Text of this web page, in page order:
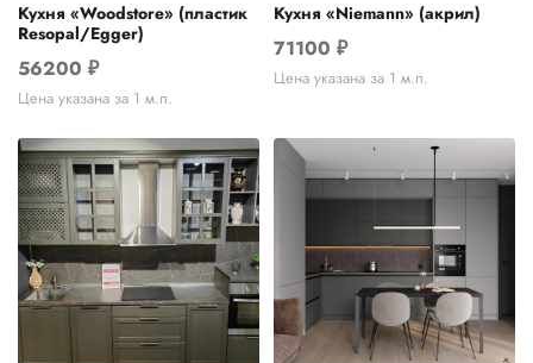
Кухня «Woodstore» (пластик
Resopal/Egger)
56200 ₽
Цена указана за 1 м.п.
Кухня «Niemann» (акрил)
71100 ₽
Цена указана за 1 м.п.